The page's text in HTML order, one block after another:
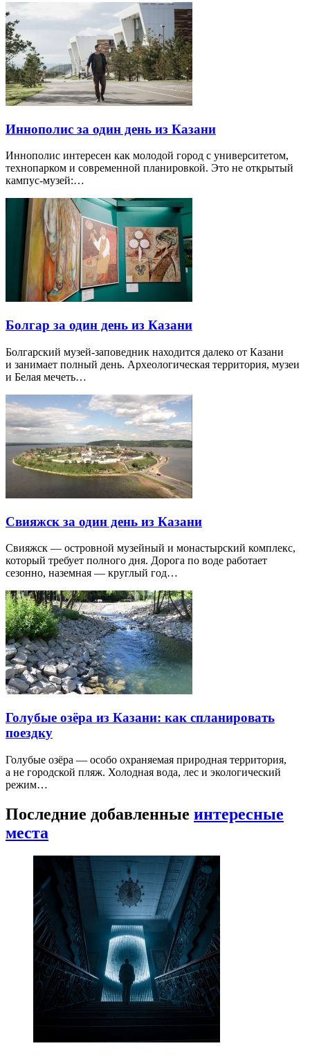
Иннополис за один день из Казани
Иннополис интересен как молодой город с университетом,
технопарком и современной планировкой. Это не открытый
кампус-музей:…
Болгар за один день из Казани
Болгарский музей-заповедник находится далеко от Казани
и занимает полный день. Археологическая территория, музеи
и Белая мечеть…
Свияжск за один день из Казани
Свияжск — островной музейный и монастырский комплекс,
который требует полного дня. Дорога по воде работает
сезонно, наземная — круглый год…
Голубые озёра из Казани: как спланировать
поездку
Голубые озёра — особо охраняемая природная территория,
а не городской пляж. Холодная вода, лес и экологический
режим…
Последние добавленные интересные
места